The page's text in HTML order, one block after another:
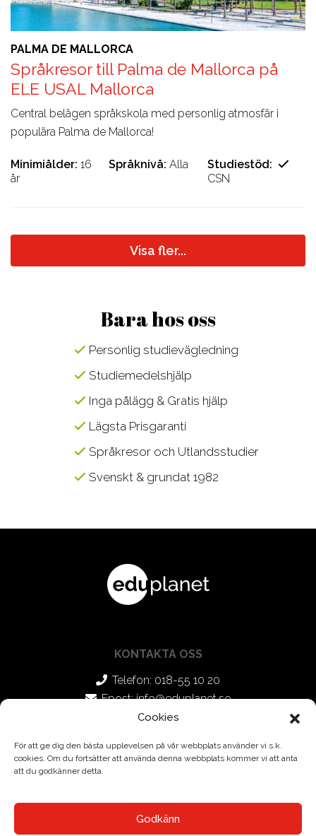
Cookies
För att ge dig den bästa upplevelsen på vår webbplats använder vi s.k.
cookies. Om du fortsätter att använda denna webbplats kommer vi att anta
att du godkänner detta.
Godkänn
PALMA DE MALLORCA
Språkresor till Palma de Mallorca på
ELE USAL Mallorca
Central belägen språkskola med personlig atmosfär i
populära Palma de Mallorca!
Minimiålder 16
år
Språknivå Alla
Studiestöd
CSN
Visa fler...
Bara hos oss
Personlig studievägledning
Studiemedelshjälp
Inga pålägg & Gratis hjälp
Lägsta Prisgaranti
Språkresor och Utlandsstudier
Svenskt & grundat 1982
KONTAKTA OSS
Telefon: 018-55 10 20
Epost:info@eduplanet.se
Facebook